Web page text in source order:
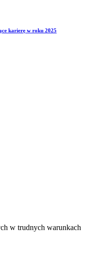
karierę w roku 2025
w trudnych warunkach